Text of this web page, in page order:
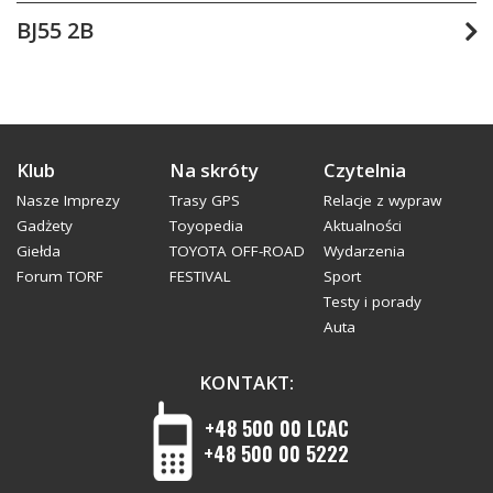
cm3; 99 kW (135 KM) przy 3600 obr./min., 294 Nm (217
BJ55 2B
215 Nm (159 lb-ft) przy 2200 obr./min.
Klub
Nasze Imprezy
Gadżety
Giełda
Forum TORF
Na skróty
Trasy GPS
Toyopedia
TOYOTA OFF-ROAD
FESTIVAL
Czytelnia
Relacje z wypraw
Aktualności
Wydarzenia
Sport
Testy i porady
Auta
KONTAKT:
+48 500 00 LCAC
+48 500 00 5222